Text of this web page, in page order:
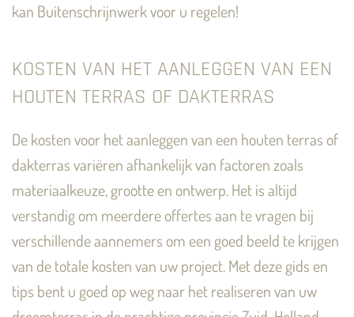
kan Buitenschrijnwerk voor u regelen!
KOSTEN VAN HET AANLEGGEN VAN EEN
HOUTEN TERRAS OF DAKTERRAS
De kosten voor het aanleggen van een houten terras of
dakterras variëren afhankelijk van factoren zoals
materiaalkeuze, grootte en ontwerp. Het is altijd
verstandig om meerdere offertes aan te vragen bij
verschillende aannemers om een goed beeld te krijgen
van de totale kosten van uw project. Met deze gids en
tips bent u goed op weg naar het realiseren van uw